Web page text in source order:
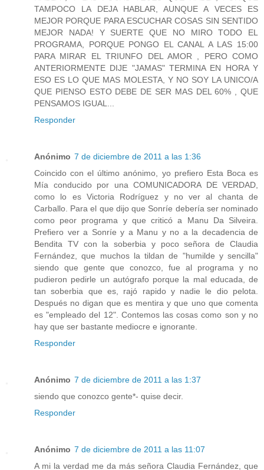
TAMPOCO LA DEJA HABLAR, AUNQUE A VECES ES
MEJOR PORQUE PARA ESCUCHAR COSAS SIN SENTIDO
MEJOR NADA! Y SUERTE QUE NO MIRO TODO EL
PROGRAMA, PORQUE PONGO EL CANAL A LAS 15:00
PARA MIRAR EL TRIUNFO DEL AMOR , PERO COMO
ANTERIORMENTE DIJE "JAMAS" TERMINA EN HORA Y
ESO ES LO QUE MAS MOLESTA, Y NO SOY LA UNICO/A
QUE PIENSO ESTO DEBE DE SER MAS DEL 60% , QUE
PENSAMOS IGUAL...
Responder
Anónimo 7 de diciembre de 2011 a las 1:36
Coincido con el último anónimo, yo prefiero Esta Boca es
Mía conducido por una COMUNICADORA DE VERDAD,
como lo es Victoria Rodríguez y no ver al chanta de
Carballo. Para el que dijo que Sonríe debería ser nominado
como peor programa y que criticó a Manu Da Silveira.
Prefiero ver a Sonríe y a Manu y no a la decadencia de
Bendita TV con la soberbia y poco señora de Claudia
Fernández, que muchos la tildan de "humilde y sencilla"
siendo que gente que conozco, fue al programa y no
pudieron pedirle un autógrafo porque la mal educada, de
tan soberbia que es, rajó rapido y nadie le dio pelota.
Después no digan que es mentira y que uno que comenta
es "empleado del 12". Contemos las cosas como son y no
hay que ser bastante mediocre e ignorante.
Responder
Anónimo 7 de diciembre de 2011 a las 1:37
siendo que conozco gente*- quise decir.
Responder
Anónimo 7 de diciembre de 2011 a las 11:07
A mi la verdad me da más señora Claudia Fernández, que